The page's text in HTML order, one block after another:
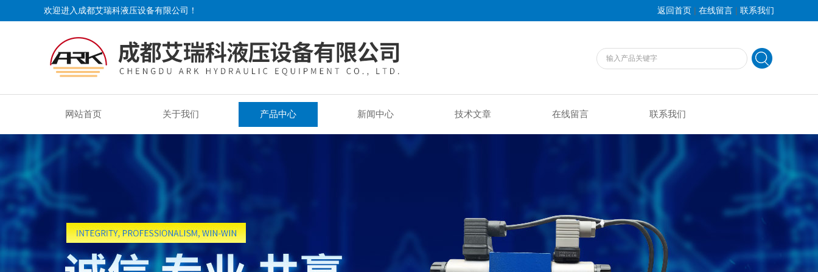
欢迎进入成都艾瑞科液压设备有限公司！ 返回首页 | 在线留言 | 联系我们
网站首页 关于我们 产品中心 新闻中心 技术文章 在线留言 联系我们